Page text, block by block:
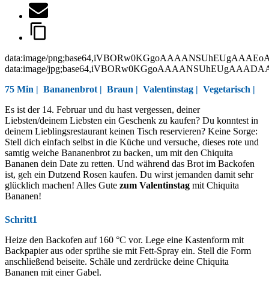
data:image/
data:image/
75 Min | Bananenbrot | Braun | Valentinstag | Vegetarisch |
Es ist der 14. Februar und du hast vergessen, deiner
Liebsten/deinem Liebsten ein Geschenk zu kaufen? Du konntest in
deinem Lieblingsrestaurant keinen Tisch reservieren? Keine Sorge:
Stell dich einfach selbst in die Küche und versuche, dieses rote und
samtig weiche Bananenbrot zu backen, um mit den Chiquita
Bananen dein Date zu retten. Und während das Brot im Backofen
ist, geh ein Dutzend Rosen kaufen. Du wirst jemanden damit sehr
glücklich machen! Alles Gute zum Valentinstag mit Chiquita
Bananen!
Schritt1
Heize den Backofen auf 160 °C vor. Lege eine Kastenform mit
Backpapier aus oder sprühe sie mit Fett-Spray ein. Stell die Form
anschließend beiseite. Schäle und zerdrücke deine Chiquita
Bananen mit einer Gabel.